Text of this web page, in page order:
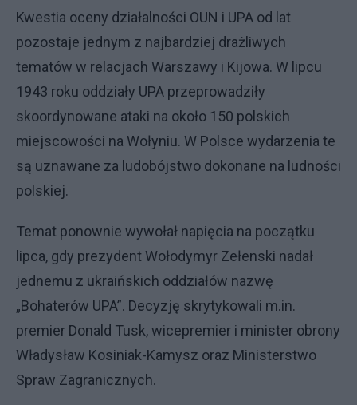
Kwestia oceny działalności OUN i UPA od lat
pozostaje jednym z najbardziej drażliwych
tematów w relacjach Warszawy i Kijowa. W lipcu
1943 roku oddziały UPA przeprowadziły
skoordynowane ataki na około 150 polskich
miejscowości na Wołyniu. W Polsce wydarzenia te
są uznawane za ludobójstwo dokonane na ludności
polskiej.
Temat ponownie wywołał napięcia na początku
lipca, gdy prezydent Wołodymyr Zełenski nadał
jednemu z ukraińskich oddziałów nazwę
„Bohaterów UPA”. Decyzję skrytykowali m.in.
premier Donald Tusk, wicepremier i minister obrony
Władysław Kosiniak-Kamysz oraz Ministerstwo
Spraw Zagranicznych.